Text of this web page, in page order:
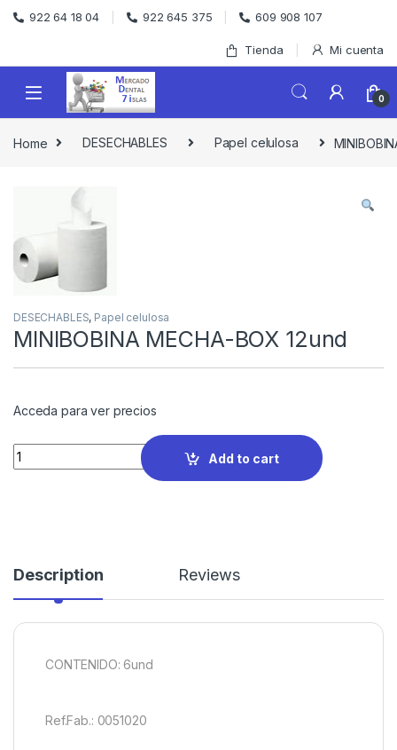
Skip to navigation
Skip to content
922 64 18 04 922 645 375 609 908 107
Tienda Mi cuenta
0
Home DESECHABLES Papel celulosa
DESECHABLES, Papel celulosa
MINIBOBINA MECHA-BOX 12und
Acceda para ver precios
Quantity
Add to cart
Description Reviews
CONTENIDO: 6und
Ref.Fab.: 0051020